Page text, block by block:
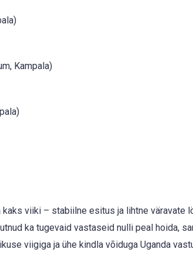
Kampala)
viiki – stabiilne esitus ja lihtne väravate
ka tugevaid vastaseid nulli peal hoida,
viigiga ja ühe kindla võiduga Uganda